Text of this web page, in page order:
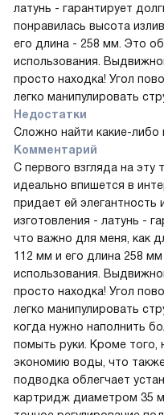
латунь - гарантирует
понравилась высота
его длина - 258 мм. Это
использования.
просто находка! Угол
легко манипулировать
Недостатки
Сложно найти какие-либо
Комментарий
С первого взгляда на эту
идеально впишется в
придает ей элегантность
изготовления - латунь -
что важно для меня, как
112 мм и его длина 258
использования.
просто находка! Угол
легко манипулировать
когда нужно наполнить
помыть руки. Кроме того,
экономию воды, что
подводка облегчает
картридж диаметром 35